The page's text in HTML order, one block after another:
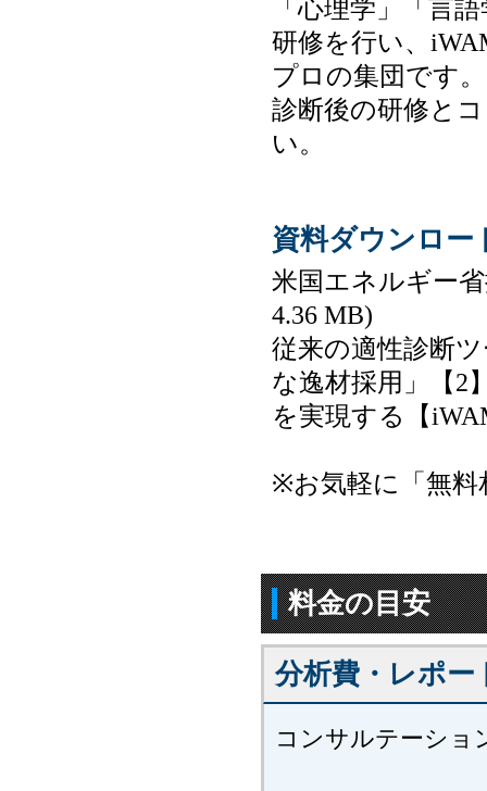
「心理学」「言
研修を行い、
プロの集団です。
診断後の研修と
い。
資料ダウンロー
米国エネルギー
4.36 MB)
従来の適性診断
な逸材採用」【2
を実現する【
※お気軽に「無料
料金の目安
分析費・レポ
コンサルテーシ